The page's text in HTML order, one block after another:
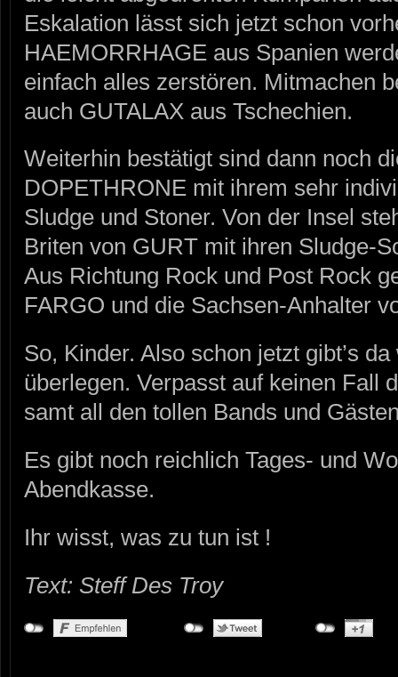
Eskalation lässt sich jetzt schon
HAEMORRHAGE aus Spanien
einfach alles zerstören. Mitmachen
auch GUTALAX aus Tschechien.
Weiterhin bestätigt sind dann noch
DOPETHRONE mit ihrem sehr
Sludge und Stoner. Von der Insel
Briten von GURT mit ihren Sludge-
Aus Richtung Rock und Post Rock
FARGO und die Sachsen-Anhalter
So, Kinder. Also schon jetzt gibt’s
überlegen. Verpasst auf keinen Fall
samt all den tollen Bands und
Es gibt noch reichlich Tages- und
Abendkasse.
Ihr wisst, was zu tun ist !
Text: Steff Des Troy